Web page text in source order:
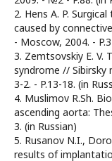
2. Hens A. P.
caused by
- Moscow, 2004. -
3. Zemtsovskiy E. V.
syndrome // Sibirsky
3-2. - P.13-18. (in
4. Muslimov R.Sh.
ascending aorta:
3. (in Russian)
5. Rusanov N.I.,
results of